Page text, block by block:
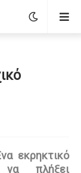
εκρηκτικό
πλήξει